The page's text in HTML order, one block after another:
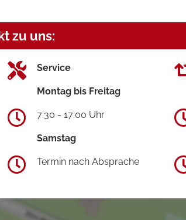
zu uns:
Service
Montag bis Freitag
7:30 - 17:00 Uhr
Samstag
Termin nach Absprache